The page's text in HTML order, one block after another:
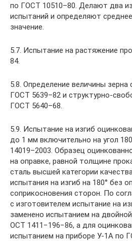
по ГОСТ 10510–80. Делают два
испытаний и определяют
значение.
5.7. Испытание на растяжение
84.
5.8. Определение величины
ГОСТ 5639–82 и структурно-
ГОСТ 5640–68.
5.9. Испытание на изгиб
до 1 мм включительно на угол
14019–2003. Образец
на оправке, равной толщине
сталь высшей категории
испытания на изгиб на 180° без
соприкосновения сторон. По
с изготовителем испытание на
заменено испытанием на
ОСТ 1411−196−86, а для
испытанием на приборе У-1А по